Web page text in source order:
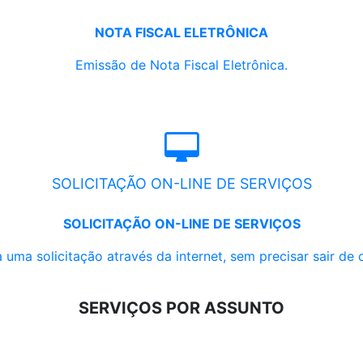
NOTA FISCAL ELETRÔNICA
Emissão de Nota Fiscal Eletrônica.
SOLICITAÇÃO ON-LINE DE SERVIÇOS
SOLICITAÇÃO ON-LINE DE SERVIÇOS
uma solicitação através da internet, sem precisar sair de
SERVIÇOS POR ASSUNTO